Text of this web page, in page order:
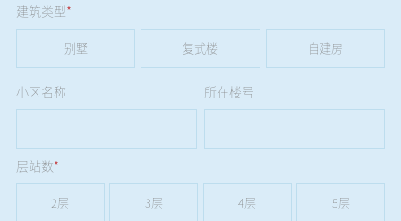
建筑类型*
别墅 复式楼 自建房
小区名称 所在楼号
层站数*
2层 3层 4层 5层